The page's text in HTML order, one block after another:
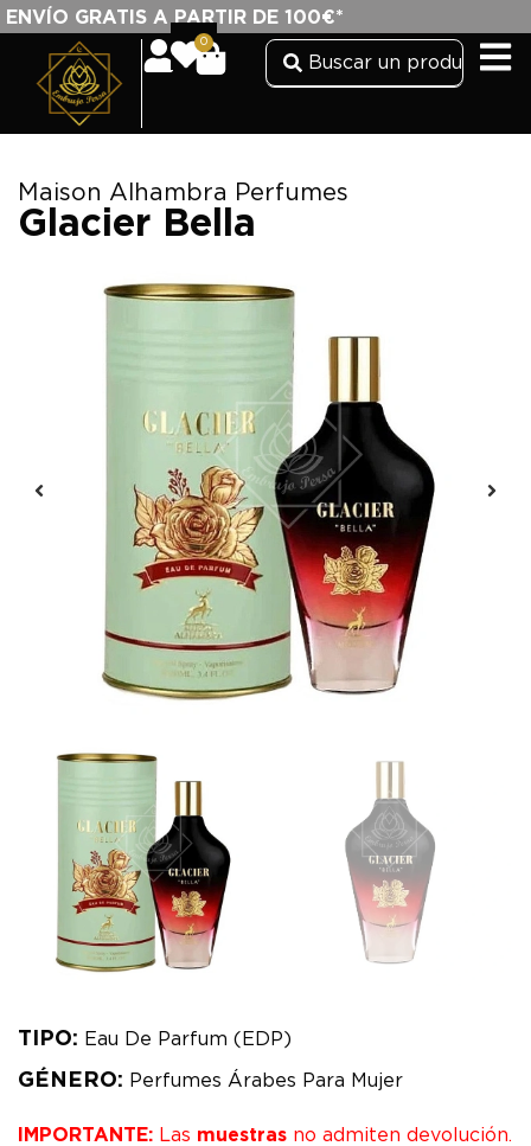
ENVÍO GRATIS A PARTIR DE 100€*
0
Maison Alhambra Perfumes
Glacier Bella
TIPO: Eau De Parfum (EDP)
GÉNERO: Perfumes Árabes Para Mujer
IMPORTANTE: Las muestras no admiten devolución.